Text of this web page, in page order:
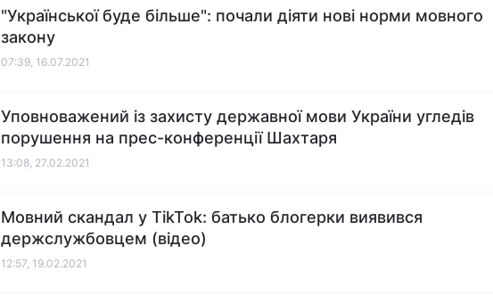
"Української буде більше": почали діяти нові норми мовного
закону
07:39, 16.07.2021
Уповноважений із захисту державної мови України угледів
порушення на прес-конференції Шахтаря
13:08, 27.02.2021
Мовний скандал у TikTok: батько блогерки виявився
держслужбовцем (відео)
12:57, 19.02.2021